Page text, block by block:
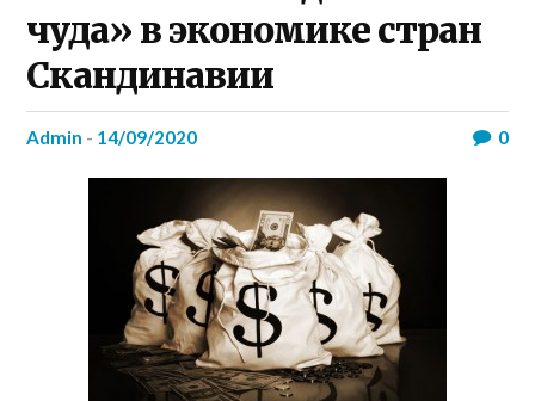
чуда» в экономике стран
Cкандинавии
admin - 14/09/2020 0